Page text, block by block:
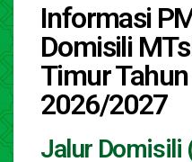
Informasi
Domisili
Timur
2026/2027
Jalur Domisili